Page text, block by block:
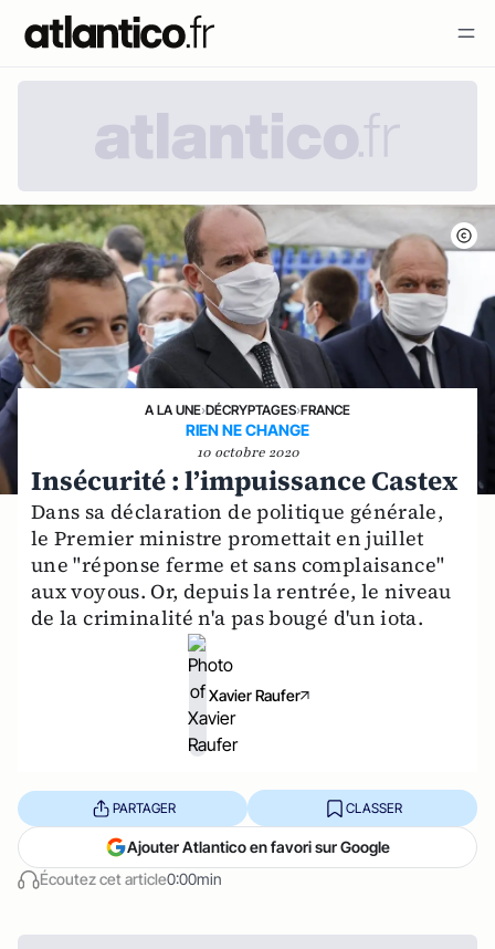
A LA UNE›DÉCRYPTAGES›FRANCE
RIEN NE CHANGE
10 octobre 2020
Insécurité : l’impuissance Castex
Dans sa déclaration de politique générale,
le Premier ministre promettait en juillet
une "réponse ferme et sans complaisance"
aux voyous. Or, depuis la rentrée, le niveau
de la criminalité n'a pas bougé d'un iota.
Xavier Raufer
Écoutez cet article0:00min
PARTAGER CLASSER
Ajouter Atlantico en favori sur Google